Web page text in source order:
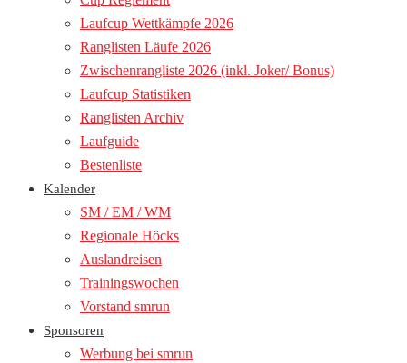
Laufcup Wettkämpfe 2026
Ranglisten Läufe 2026
Zwischenrangliste 2026 (inkl. Joker/ Bonus)
Laufcup Statistiken
Ranglisten Archiv
Laufguide
Bestenliste
Kalender
SM / EM / WM
Regionale Höcks
Auslandreisen
Trainingswochen
Vorstand smrun
Sponsoren
Werbung bei smrun